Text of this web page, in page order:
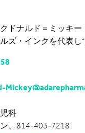
ドナルド＝ミッキー
ズ・インクを代表し
科
、814-403-7218